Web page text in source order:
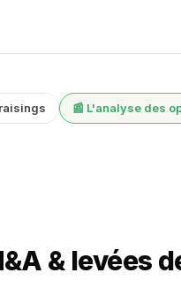
📰 L'analyse des
& levées